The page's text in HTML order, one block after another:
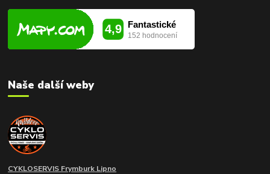
Naše další weby
CYKLOSERVIS Frymburk Lipno